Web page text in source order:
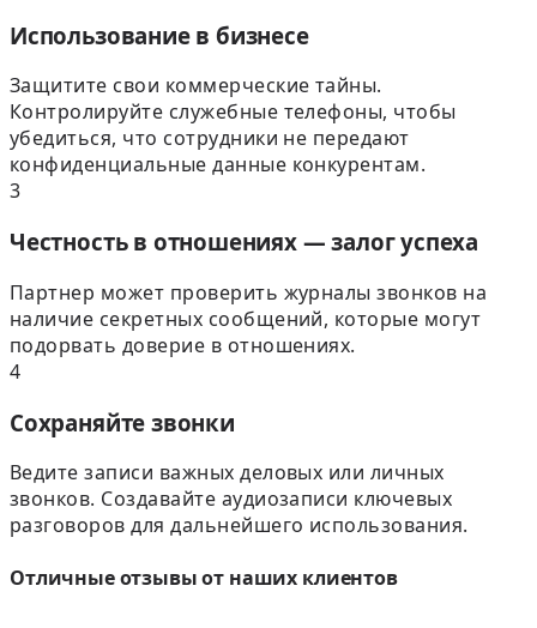
Использование в бизнесе
Защитите свои коммерческие тайны.
Контролируйте служебные телефоны, чтобы
убедиться, что сотрудники не передают
конфиденциальные данные конкурентам.
3
Честность в отношениях — залог успеха
Партнер может проверить журналы звонков на
наличие секретных сообщений, которые могут
подорвать доверие в отношениях.
4
Сохраняйте звонки
Ведите записи важных деловых или личных
звонков. Создавайте аудиозаписи ключевых
разговоров для дальнейшего использования.
Отличные отзывы от наших клиентов